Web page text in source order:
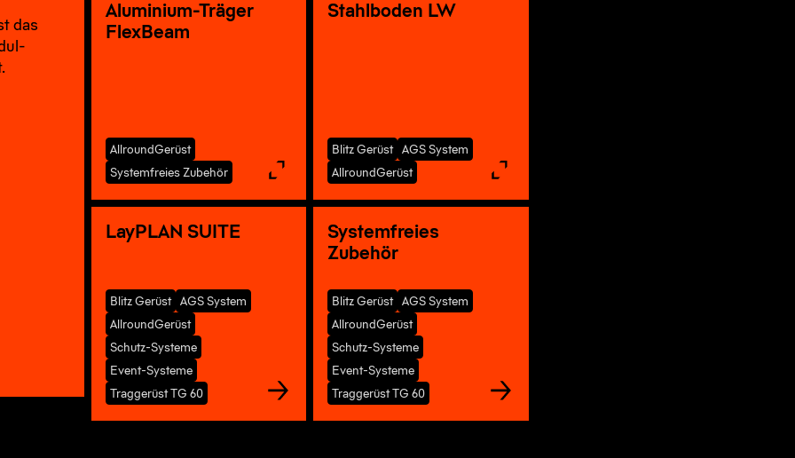
das
Aluminium-Träger
FlexBeam
AllroundGerüst
Systemfreies Zubehör
Stahlboden LW
Blitz Gerüst AGS System
AllroundGerüst
LayPLAN SUITE
Blitz Gerüst AGS System
AllroundGerüst
Schutz-Systeme
Event-Systeme
Traggerüst TG 60
Systemfreies
Zubehör
Blitz Gerüst AGS System
AllroundGerüst
Schutz-Systeme
Event-Systeme
Traggerüst TG 60